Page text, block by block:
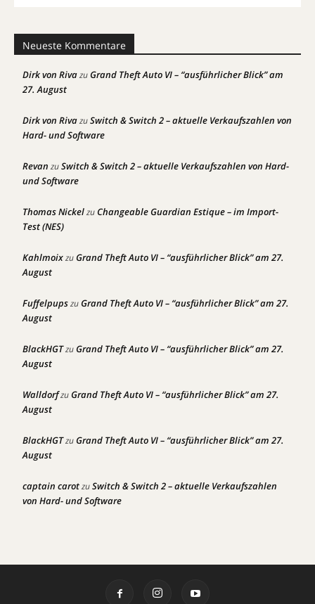
Neueste Kommentare
Dirk von RivazuGrand Theft Auto VI – “ausführlicher Blick” am
27. August
Dirk von RivazuSwitch & Switch 2 – aktuelle Verkaufszahlen von
Hard- und Software
Revan zuSwitch & Switch 2 – aktuelle Verkaufszahlen von Hard-
und Software
Thomas NickelzuChangeable Guardian Estique – im Import-
Test (NES)
KahlmoixzuGrand Theft Auto VI – “ausführlicher Blick” am 27.
August
FuffelpupszuGrand Theft Auto VI – “ausführlicher Blick” am 27.
August
BlackHGTzuGrand Theft Auto VI – “ausführlicher Blick” am 27.
August
WalldorfzuGrand Theft Auto VI – “ausführlicher Blick” am 27.
August
BlackHGTzuGrand Theft Auto VI – “ausführlicher Blick” am 27.
August
captain carotzuSwitch & Switch 2 – aktuelle Verkaufszahlen
von Hard- und Software